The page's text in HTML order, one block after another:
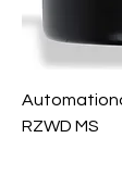
RZWD MS